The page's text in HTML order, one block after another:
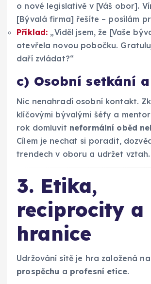
o nové legislativě v [Váš obor].
[Bývalá firma] řešíte – posílám
Příklad: „Viděl jsem, že [Vaše
otevřela novou pobočku.
daří zvládat?“
c) Osobní setkání
Nic nenahradí osobní kontakt.
klíčovými bývalými šéfy a
rok domluvit neformální oběd
Cílem je nechat si poradit,
trendech v oboru a udržet vztah.
3. Etika,
reciprocity a
hranice
Udržování sítě je hra založená na
prospěchu a profesní etice.